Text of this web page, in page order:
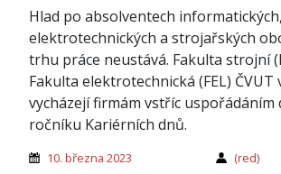
Hlad po absolventech informatických,
elektrotechnických a strojařských
trhu práce neustává. Fakulta strojní
Fakulta elektrotechnická (FEL) ČVUT
vycházejí firmám vstříc uspořádáním
ročníku Kariérních dnů.
10. března 2023 (red)